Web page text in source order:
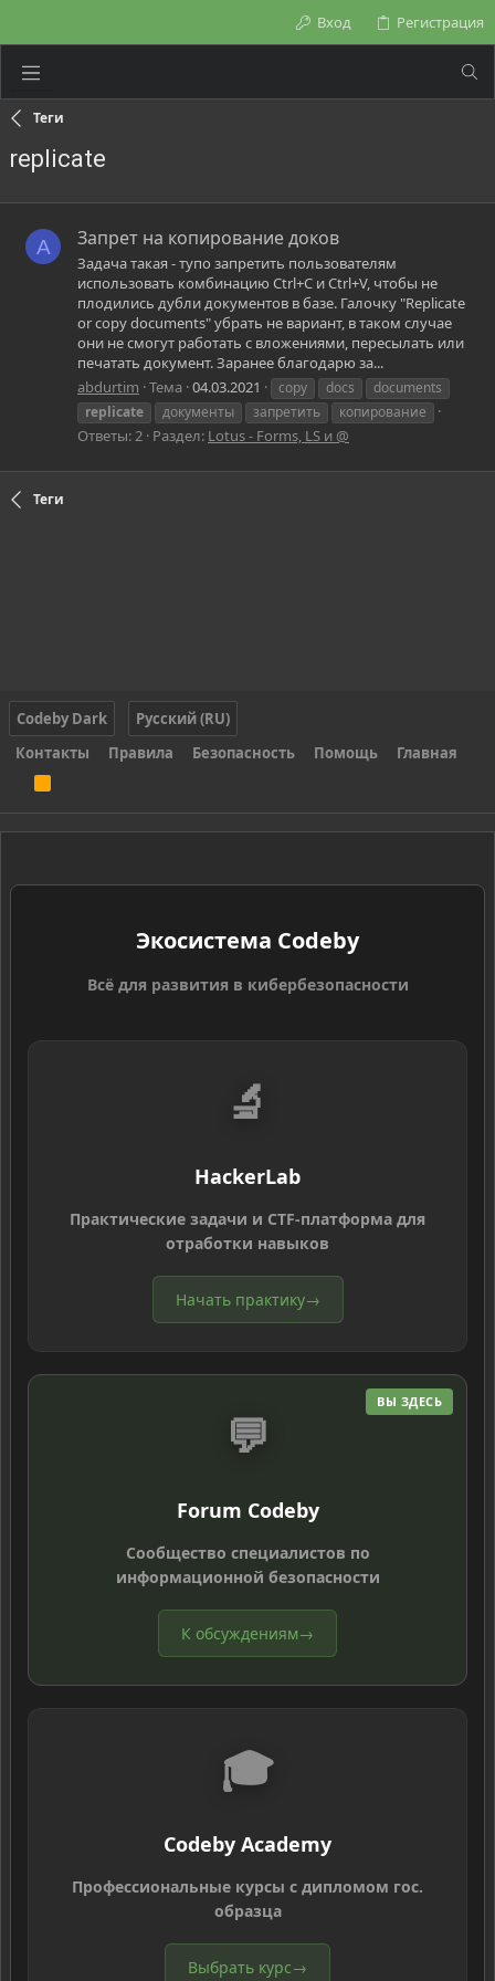
Вход Регистрация
Теги
replicate
A Запрет на копирование доков
Задача такая - тупо запретить пользователям
использовать комбинацию Ctrl+C и Ctrl+V, чтобы не
плодились дубли документов в базе. Галочку "Replicate
or copy documents" убрать не вариант, в таком случае
они не смогут работать с вложениями, пересылать или
печатать документ. Заранее благодарю за...
abdurtim Тема 04.03.2021 copy docs
documents
replicate
документы запретить копирование
Ответы: 2 Раздел: Lotus - Forms, LS и @
Теги
Codeby Dark
Русский (RU)
Контакты
Правила Безопасность Помощь Главная
S
Экосистема Codeby
Всё для развития в кибербезопасности
🔬
HackerLab
Практические задачи и CTF-платформа для
отработки навыков
Начать практику→
ВЫ ЗДЕСЬ
💬
Forum Codeby
Сообщество специалистов по
информационной безопасности
К обсуждениям→
🎓
Codeby Academy
Профессиональные курсы с дипломом гос.
образца
Выбрать курс→